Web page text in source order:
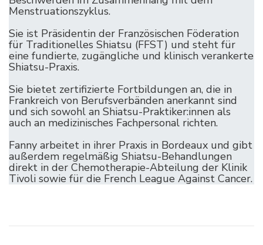
Menstruationszyklus.
Sie ist Präsidentin der Französischen Föderation
für Traditionelles Shiatsu (FFST) und steht für
eine fundierte, zugängliche und klinisch verankerte
Shiatsu-Praxis.
Sie bietet zertifizierte Fortbildungen an, die in
Frankreich von Berufsverbänden anerkannt sind
und sich sowohl an Shiatsu-Praktiker:innen als
auch an medizinisches Fachpersonal richten.
Fanny arbeitet in ihrer Praxis in Bordeaux und gibt
außerdem regelmäßig Shiatsu-Behandlungen
direkt in der Chemotherapie-Abteilung der Klinik
Tivoli sowie für die French League Against Cancer.